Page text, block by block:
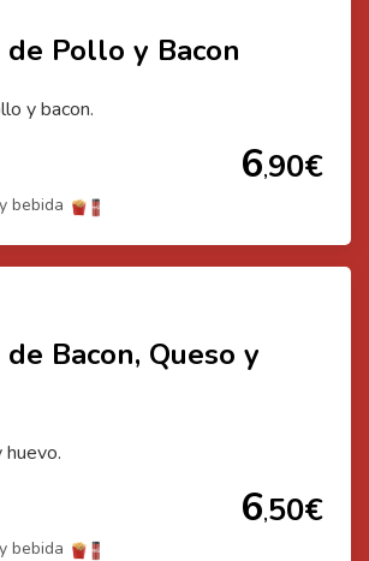
Pollo y Bacon
y bacon.
6,90€
bebida
Bacon, Queso y
huevo.
6,50€
bebida